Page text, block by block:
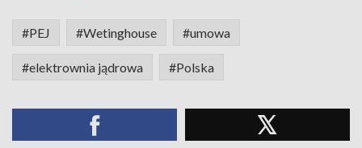
#PEJ #Wetinghouse #umowa
#elektrownia jądrowa #Polska